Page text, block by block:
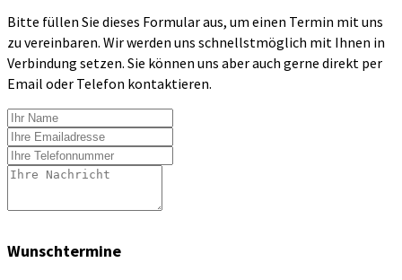
Bitte füllen Sie dieses Formular aus, um einen Termin mit uns
zu vereinbaren. Wir werden uns schnellstmöglich mit Ihnen in
Verbindung setzen. Sie können uns aber auch gerne direkt per
Email oder Telefon kontaktieren.
Wunschtermine